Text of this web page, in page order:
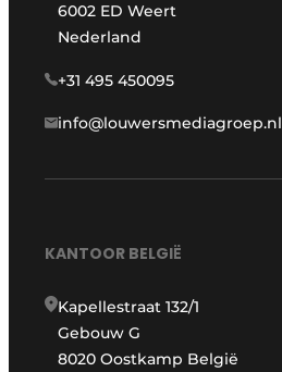
6002 ED Weert
Nederland
+31 495 450095
info@louwersmediagroep.nl
KANTOOR BELGIË
Kapellestraat 132/1
Gebouw G
8020 Oostkamp België